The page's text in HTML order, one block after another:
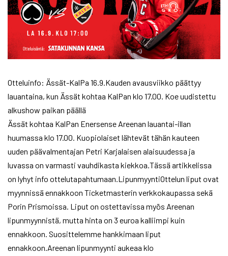
Otteluinfo: Ässät-KalPa 16.9.Kauden avausviikko päättyy
lauantaina, kun Ässät kohtaa KalPan klo 17.00. Koe uudistettu
alkushow paikan päällä
Ässät kohtaa KalPan Enersense Areenan lauantai-illan
huumassa klo 17.00. Kuopiolaiset lähtevät tähän kauteen
uuden päävalmentajan Petri Karjalaisen alaisuudessa ja
luvassa on varmasti vauhdikasta kiekkoa.Tässä artikkelissa
on lyhyt info ottelutapahtumaan.LipunmyyntiOttelun liput ovat
myynnissä ennakkoon Ticketmasterin verkkokaupassa sekä
Porin Prismoissa. Liput on ostettavissa myös Areenan
lipunmyynnistä, mutta hinta on 3 euroa kalliimpi kuin
ennakkoon. Suosittelemme hankkimaan liput
ennakkoon.Areenan lipunmyynti aukeaa klo